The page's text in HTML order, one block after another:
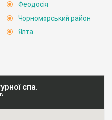
Феодосія
Чорноморський район
Ялта